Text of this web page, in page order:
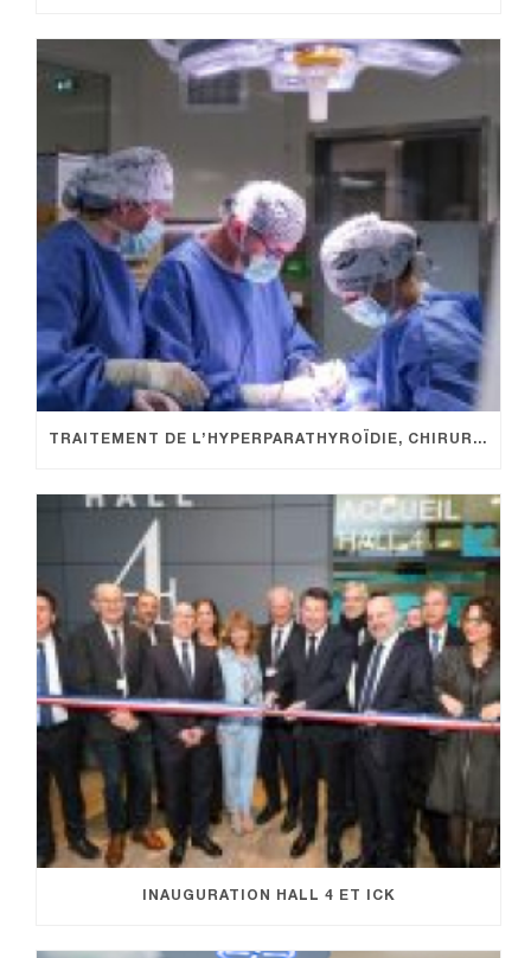
TRAITEMENT DE L’HYPERPARATHYROÏDIE, CHIRURGIE PRÉCISE POUR UNE SANTÉ OSSEUSE OPTIMALE.
INAUGURATION HALL 4 ET ICK